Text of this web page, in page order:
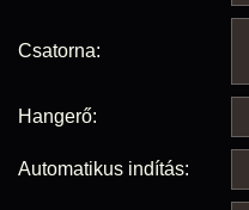
Csatorna:
Hangerő:
Automatikus indítás: